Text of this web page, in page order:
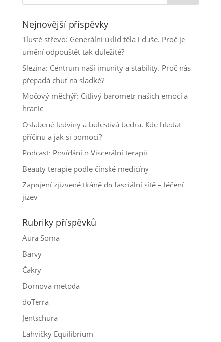
Nejnovější příspěvky
Tlusté střevo: Generální úklid těla i duše. Proč je
umění odpouštět tak důležité?
Slezina: Centrum naší imunity a stability. Proč nás
přepadá chuť na sladké?
Močový měchýř: Citlivý barometr našich emocí a
hranic
Oslabené ledviny a bolestivá bedra: Kde hledat
příčinu a jak si pomoci?
Podcast: Povídání o Viscerální terapii
Beauty terapie podle čínské medicíny
Zapojení zjizvené tkáně do fasciální sítě – léčení
jizev
Rubriky příspěvků
Aura Soma
Barvy
Čakry
Dornova metoda
doTerra
Jentschura
Lahvičky Equilibrium